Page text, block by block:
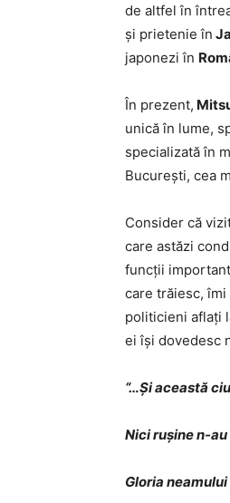
de altfel în
și prietenie în
japonezi în
În prezent,
unică în lume,
specializată în
București, cea
Consider că
care astăzi
funcții
care trăiesc,
politicieni aflați
ei își dovedesc
“…Și această
Nici rușine n-
Gloria